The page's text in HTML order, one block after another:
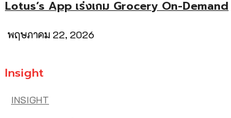
Lotus’s App เร่งเกม Grocery On-Demand
พฤษภาคม 22, 2026
Insight
INSIGHT